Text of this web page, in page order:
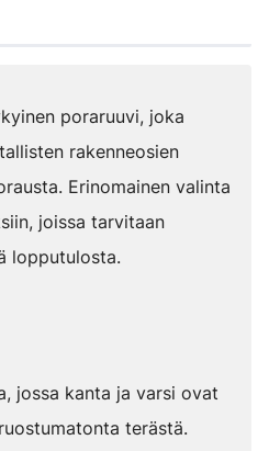
poraruuvi, joka
rakenneosien
Erinomainen valinta
joissa tarvitaan
lopputulosta.
jossa kanta ja varsi ovat
terästä.